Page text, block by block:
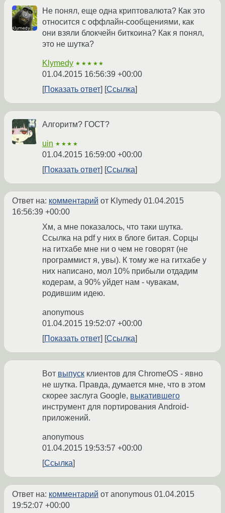
Не понял, еще одна криптовалюта? Как это
относится с оффлайн-сообщениями, как
они взяли блокчейн биткоина? Как я понял,
это не шутка?
Klymedy ★★★★★
01.04.2015 16:56:39 +00:00
Показать ответ
Ссылка
Алгоритм? ГОСТ?
uin ★★★★
01.04.2015 16:59:00 +00:00
Показать ответ
Ссылка
Ответ на: комментарий от Klymedy 01.04.2015
16:56:39 +00:00
Хм, а мне показалось, что таки шутка.
Ссылка на pdf у них в блоге битая. Сорцы
на гитхабе мне ни о чем не говорят (не
программист я, увы). К тому же на гитхабе у
них написано, мол 10% прибыли отдадим
кодерам, а 90% уйдет нам - чувакам,
родившим идею.
anonymous
01.04.2015 19:52:07 +00:00
Показать ответ
Ссылка
Вот выпуск клиентов для ChromeOS - явно
не шутка. Правда, думается мне, что в этом
скорее заслуга Google, выкатившего
инструмент для портирования Android-
приложений.
anonymous
01.04.2015 19:53:57 +00:00
Ссылка
Ответ на: комментарий от anonymous 01.04.2015
19:52:07 +00:00